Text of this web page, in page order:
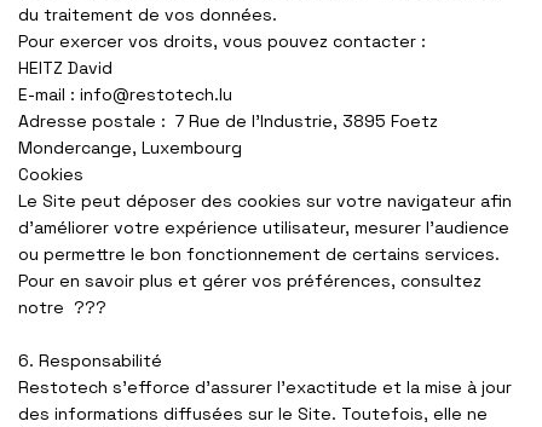
du traitement de vos données.
Pour exercer vos droits, vous pouvez contacter :
HEITZ David
E-mail : info@restotech.lu
Adresse postale : 7 Rue de l’Industrie, 3895 Foetz
Mondercange, Luxembourg
Cookies
Le Site peut déposer des cookies sur votre navigateur afin
d’améliorer votre expérience utilisateur, mesurer l’audience
ou permettre le bon fonctionnement de certains services.
Pour en savoir plus et gérer vos préférences, consultez
notre ???
6. Responsabilité
Restotech s’efforce d’assurer l’exactitude et la mise à jour
des informations diffusées sur le Site. Toutefois, elle ne